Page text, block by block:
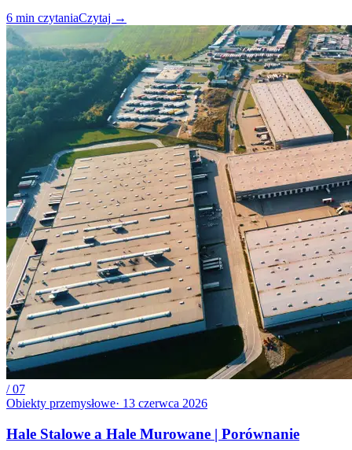
6 min czytaniaCzytaj →
/07
Obiekty przemysłowe· 13 czerwca 2026
Hale Stalowe a Hale Murowane | Porównanie